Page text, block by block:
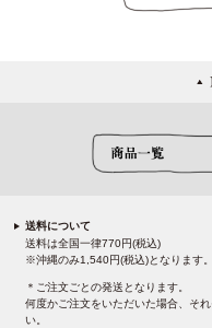
送料について
送料は全国一律770円(税込)
※沖縄のみ1,540円(税込)となります。
＊ご注文ごとの発送となります。
何度かご注文をいただいた場合、そ
い。